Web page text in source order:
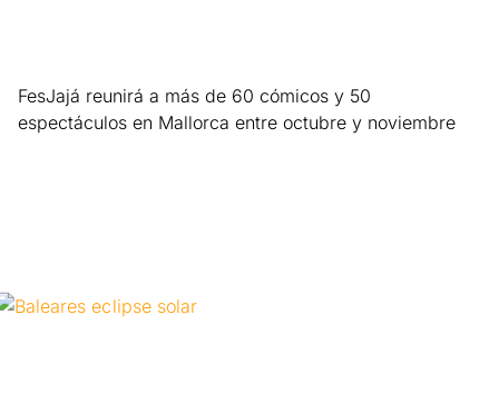
FesJajá reunirá a más de 60 cómicos y 50
espectáculos en Mallorca entre octubre y noviembre